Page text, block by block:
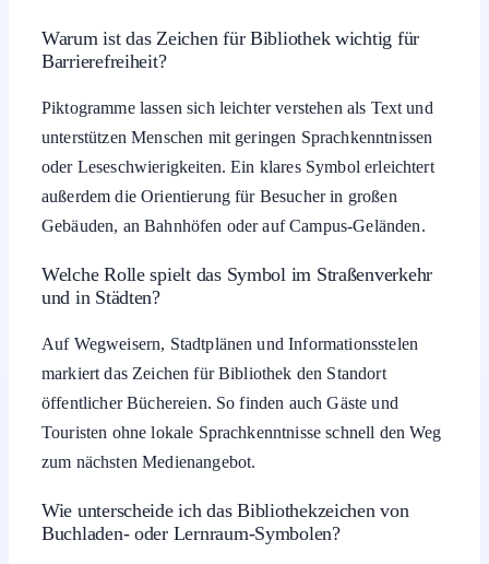
Warum ist das Zeichen für Bibliothek wichtig für
Barrierefreiheit?
Piktogramme lassen sich leichter verstehen als Text und
unterstützen Menschen mit geringen Sprachkenntnissen
oder Leseschwierigkeiten. Ein klares Symbol erleichtert
außerdem die Orientierung für Besucher in großen
Gebäuden, an Bahnhöfen oder auf Campus-Geländen.
Welche Rolle spielt das Symbol im Straßenverkehr
und in Städten?
Auf Wegweisern, Stadtplänen und Informationsstelen
markiert das Zeichen für Bibliothek den Standort
öffentlicher Büchereien. So finden auch Gäste und
Touristen ohne lokale Sprachkenntnisse schnell den Weg
zum nächsten Medienangebot.
Wie unterscheide ich das Bibliothekzeichen von
Buchladen- oder Lernraum-Symbolen?